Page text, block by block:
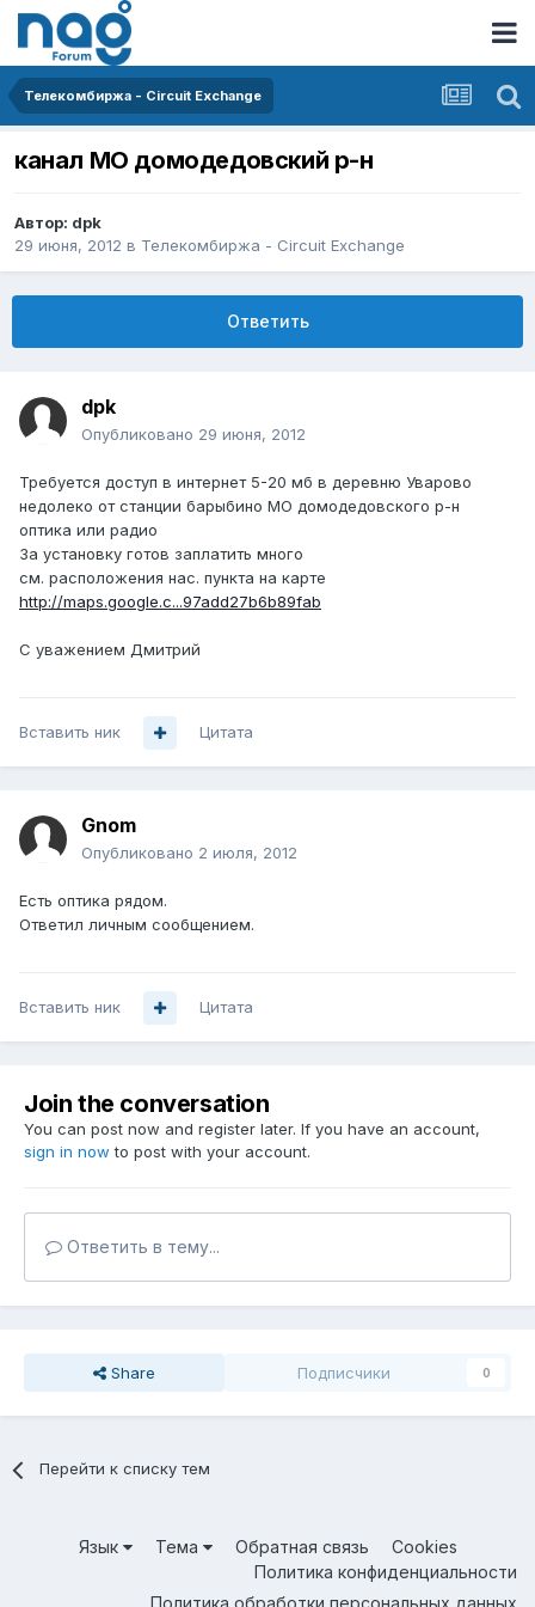
Телекомбиржа - Circuit Exchange
канал МО домодедовский р-н
Автор: dpk
29 июня, 2012 в Телекомбиржа - Circuit Exchange
Ответить
dpk
Опубликовано 29 июня, 2012
Требуется доступ в интернет 5-20 мб в деревню Уварово
недолеко от станции барыбино МО домодедовского р-н
оптика или радио
За установку готов заплатить много
см. расположения нас. пункта на карте
http://maps.google.c...97add27b6b89fab
С уважением Дмитрий
Вставить ник Цитата
Gnom
Опубликовано 2 июля, 2012
Есть оптика рядом.
Ответил личным сообщением.
Вставить ник Цитата
Join the conversation
You can post now and register later. If you have an account,
sign in now to post with your account.
Ответить в тему...
Share Подписчики 0
Перейти к списку тем
Язык Тема Обратная связь
Cookies
Политика конфиденциальности